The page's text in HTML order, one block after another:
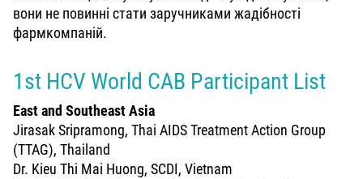
вони не повинні стати заручниками жадібності
фармкомпаній.
1st HCV World CAB Participant List
East and Southeast Asia
Jirasak Sripramong, Thai AIDS Treatment Action Group
(TTAG), Thailand
Dr. Kieu Thi Mai Huong, SCDI, Vietnam